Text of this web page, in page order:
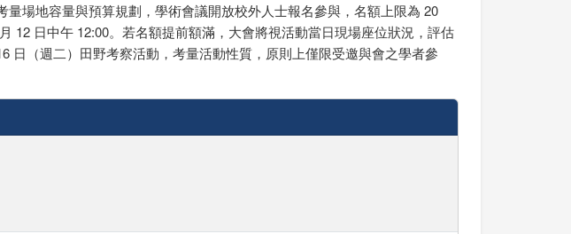
場地容量與預算規劃，學術會議開放校外人士報名參與，名額上限為 20
12 日中午 12:00。若名額提前額滿，大會將視活動當日現場座位狀況，評估
日（週二）田野考察活動，考量活動性質，原則上僅限受邀與會之學者參